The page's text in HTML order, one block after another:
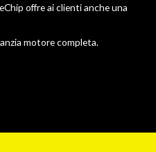
offre ai clienti anche una
motore completa.